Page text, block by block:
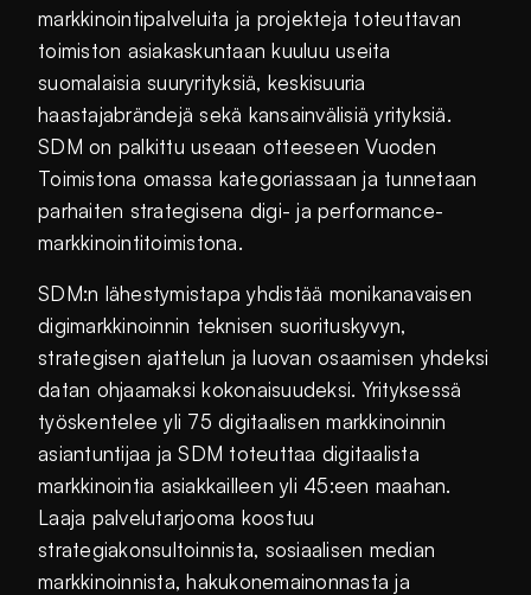
markkinointipalveluita ja projekteja toteuttavan
toimiston asiakaskuntaan kuuluu useita
suomalaisia suuryrityksiä, keskisuuria
haastajabrändejä sekä kansainvälisiä yrityksiä.
SDM on palkittu useaan otteeseen Vuoden
Toimistona omassa kategoriassaan ja tunnetaan
parhaiten strategisena digi- ja performance-
markkinointitoimistona.
SDM:n lähestymistapa yhdistää monikanavaisen
digimarkkinoinnin teknisen suorituskyvyn,
strategisen ajattelun ja luovan osaamisen yhdeksi
datan ohjaamaksi kokonaisuudeksi. Yrityksessä
työskentelee yli 75 digitaalisen markkinoinnin
asiantuntijaa ja SDM toteuttaa digitaalista
markkinointia asiakkailleen yli 45:een maahan.
Laaja palvelutarjooma koostuu
strategiakonsultoinnista, sosiaalisen median
markkinoinnista, hakukonemainonnasta ja